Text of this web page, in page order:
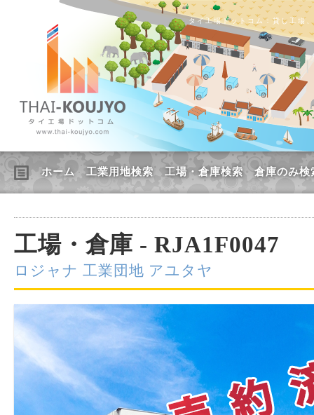
タイ工場ドットコム：貸し工場
ホーム 工業用地検索 工場・倉庫検索 倉庫のみ検
工場・倉庫 - RJA1F0047
ロジャナ 工業団地 アユタヤ